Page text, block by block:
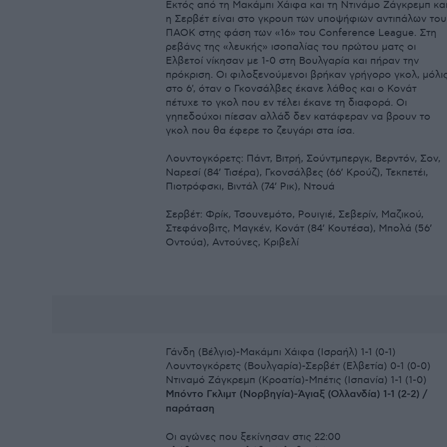
Εκτός από τη Μακάμπι Χάιφα και τη Ντινάμο Ζάγκρεμπ
η Σερβέτ είναι στο γκρουπ των υποψήφιων αντιπάλων του
ΠΑΟΚ στης φάση των «16» του Conference League. Στη
ρεβάνς της «λευκής» ισοπαλίας του πρώτου ματς οι
Ελβετοί νίκησαν με 1-0 στη Βουλγαρία και πήραν την
πρόκριση. Οι φιλοξενούμενοι βρήκαν γρήγορο γκολ,
στο 6', όταν ο Γκονσάλβες έκανε λάθος και ο Κονάτ
πέτυχε το γκολ που εν τέλει έκανε τη διαφορά. Οι
γηπεδούχοι πίεσαν αλλάδ δεν κατάφεραν να βρουν το
γκολ που θα έφερε το ζευγάρι στα ίσα.
Λουντογκόρετς: Πάντ, Βιτρή, Σούντμπεργκ, Βερντόν, Σον,
Ναρεσί (84’ Τισέρα), Γκονσάλβες (66’ Κρούζ), Τεκπετέι,
Πιοτρόφσκι, Βιντάλ (74’ Ρικ), Ντουά
Σερβέτ: Φρίκ, Τσουνεμότο, Ρουιγιέ, Σεβερίν, Μαζικού,
Στεφάνοβιτς, Μαγκέν, Κονάτ (84’ Κουτέσα), Μπολά (56’
Οντούα), Αντούνες, Κριβελί
Γάνδη (Βέλγιο)-Μακάμπι Χάιφα (Ισραήλ) 1-1 (0-1)
Λουντογκόρετς (Βουλγαρία)-Σερβέτ (Ελβετία) 0-1 (0-0)
Ντιναμό Ζάγκρεμπ (Κροατία)-Μπέτις (Ισπανία) 1-1 (1-0)
Μπόντο Γκλιμτ (Νορβηγία)-Άγιαξ (Ολλανδία) 1-1 (2-2) /
παράταση
Οι αγώνες που ξεκίνησαν στις 22:00